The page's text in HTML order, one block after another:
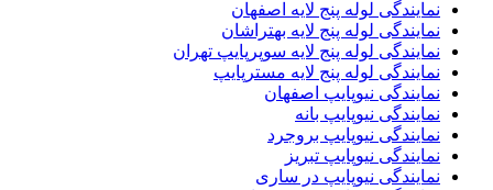
نمایندگی لوله پنج لایه اصفهان
نمایندگی لوله پنج لایه بهتراشان
نمایندگی لوله پنج لایه سوپرپایپ تهران
نمایندگی لوله پنج لایه مسترپایپ
نمایندگی نیوپایپ اصفهان
نمایندگی نیوپایپ بانه
نمایندگی نیوپایپ بروجرد
نمایندگی نیوپایپ تبریز
نمایندگی نیوپایپ در ساری